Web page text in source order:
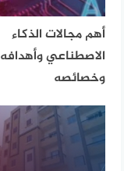
أهم مجالات الذكاء
الاصطناعي وأهدافه
وخصائصه